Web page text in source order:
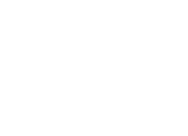
visuelle des démos dans divers
l’intégration dans des articles de
Vers une flexibilité